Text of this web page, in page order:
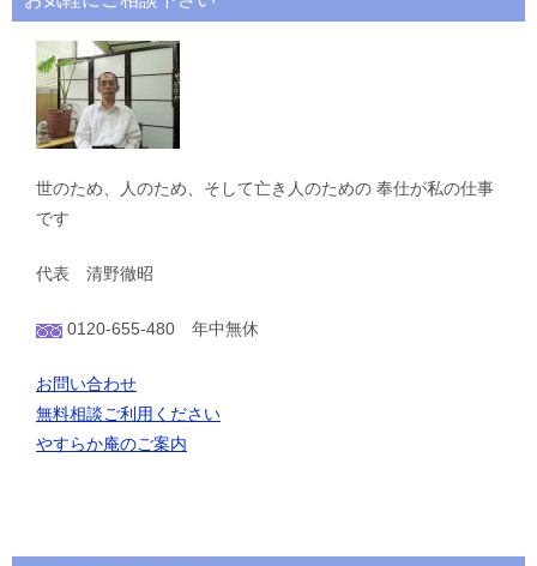
ン
世のため、人のため、そして亡き人のための 奉仕が私の仕事
です
代表 清野徹昭
0120-655-480 年中無休
お問い合わせ
無料相談ご利用ください
やすらか庵のご案内